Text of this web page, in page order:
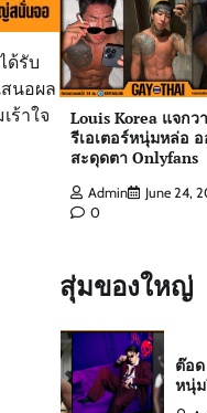
ด้รับ
สนอผล
ร้าใจ
Louis Korea แจกว
รีเอเตอร์หนุ่มหล่อ
สะดุดตา Onlyfans
Admin
June 24,
0
สุ่มของใหญ่
สกา
เอ
สา